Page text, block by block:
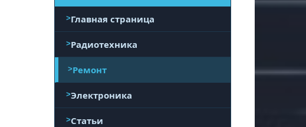
Главная страница
Радиотехника
Ремонт
Электроника
Статьи